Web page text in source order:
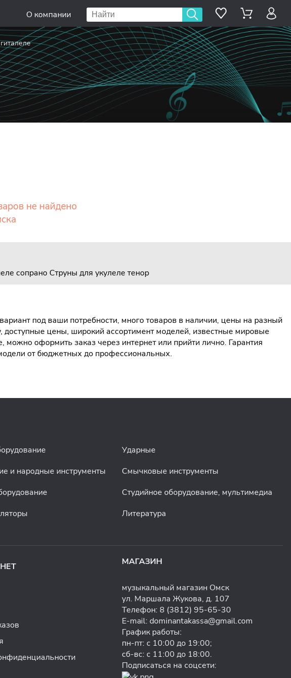
О компании
не найдено
сопрано Струны для укулеле тенор
под ваши потребности, много товаров в наличии, цены на разный
цены, широкий ассортимент моделей, известные мировые
оформить заказ через интернет или прийти лично. Гарантия
от бюджетных до профессиональных.
Ударные
и народные инструменты
Смычковые инструменты
Студийное оборудование, мультимедиа
Литература
МАГАЗИН
музыкальный магазин Омск
ул. Маршала Жукова, д. 107
Телефон: 8 (3812) 95-65-30
E-mail: dominantakassa@gmail.com
График работы:
пн-пт: с 10:00 до 19:00;
сб-вс: с 11:00 до 18:00.
Подписаться на соцсети: